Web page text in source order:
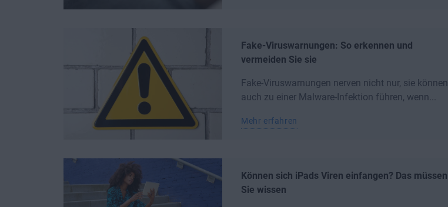
Fake-Viruswarnungen: So erkennen und
vermeiden Sie sie
Fake-Viruswarnungen nerven nicht nur, sie können
auch zu einer Malware-Infektion führen, wenn...
Mehr erfahren
Können sich iPads Viren einfangen? Das müssen
Sie wissen